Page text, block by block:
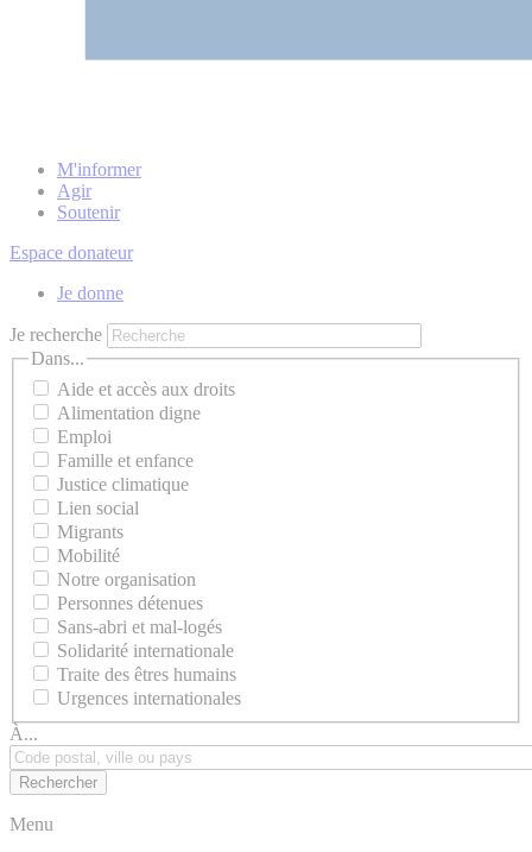
M'informer
Agir
Soutenir
Espace donateur
Je donne
Je recherche
Dans...
Aide et accès aux droits
Alimentation digne
Emploi
Famille et enfance
Justice climatique
Lien social
Migrants
Mobilité
Notre organisation
Personnes détenues
Sans-abri et mal-logés
Solidarité internationale
Traite des êtres humains
Urgences internationales
À...
Menu